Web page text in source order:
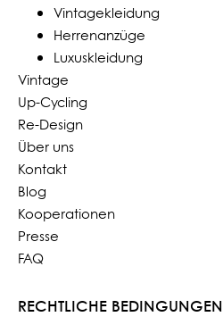
Vintagekleidung
Herrenanzüge
Luxuskleidung
Vintage
Up-Cycling
Re-Design
Über uns
Kontakt
Blog
Kooperationen
Presse
FAQ
RECHTLICHE BEDINGUNGEN